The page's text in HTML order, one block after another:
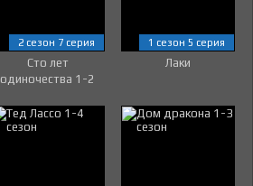
Сто лет
одиночества 1-2
2 сезон 7 серия
Лаки
1 сезон 5 серия